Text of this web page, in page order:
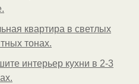
квартира в светлых
тонах.
интерьер кухни в 2-3